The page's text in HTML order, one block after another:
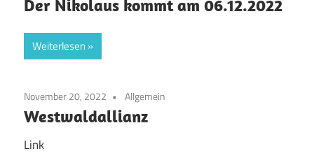
–
Darmstadt
Der Nikolaus kommt am 06.12.2022
Weiterlesen
November 20, 2022 Allgemein
Westwaldallianz
Link